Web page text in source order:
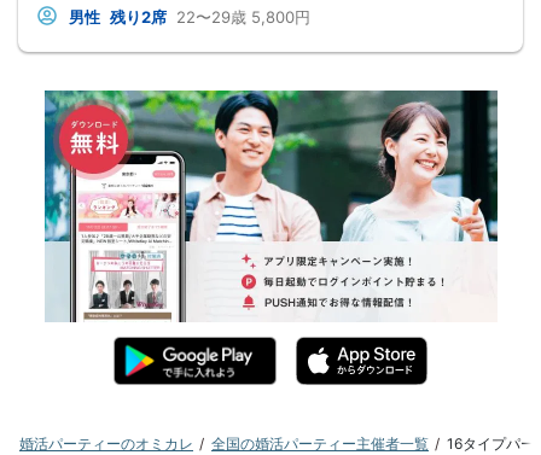
男性 残り2席 22〜29歳 5,800円
婚活パーティーのオミカレ 全国の婚活パーティー主催者一覧 16タイプパー